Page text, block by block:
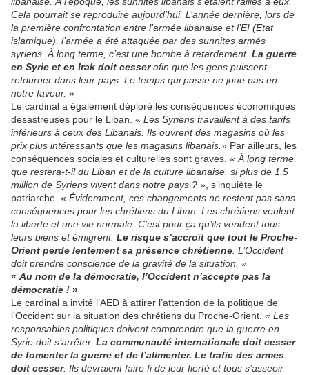
Cela pourrait se reproduire aujourd’hui. L’année dernière, lors de
la première confrontation entre l’armée libanaise et l’EI (Etat
islamique), l’armée a été attaquée par des sunnites armés
syriens. À long terme, c’est une bombe à retardement. La guerre
en Syrie et en Irak doit cesserafin que les gens puissent
retourner dans leur pays. Le temps qui passe ne joue pas en
notre faveur. »
Le cardinal a également déploré les conséquences économiques
désastreuses pour le Liban. « Les Syriens travaillent à des tarifs
inférieurs à ceux des Libanais. Ils ouvrent des magasins où les
prix plus intéressants que les magasins libanais. » Par ailleurs, les
conséquences sociales et culturelles sont graves. « À long terme,
que restera-t-il du Liban et de la culture libanaise, si plus de 1,5
million de Syriens vivent dans notre pays ? », s’inquiète le
patriarche. « Évidemment, ces changements ne restent pas sans
conséquences pour les chrétiens du Liban. Les chrétiens veulent
la liberté et une vie normale. C’est pour ça qu’ils vendent tous
leurs biens et émigrent. Le risque s’accroît que tout le Proche-
Orient perde lentement sa présence chrétienne . L’Occident
doit prendre conscience de la gravité de la situation. »
« Au nom de la démocratie, l’Occident n’accepte pas la
démocratie ! »
Le cardinal a invité l’AED à attirer l’attention de la politique de
l’Occident sur la situation des chrétiens du Proche-Orient. « Les
responsables politiques doivent comprendre que la guerre en
Syrie doit s’arrêter. La communauté internationale doit cesser
de fomenter la guerre et de l’alimenter. Le trafic des armes
doit cesser. Ils devraient faire fi de leur fierté et tous s’asseoir